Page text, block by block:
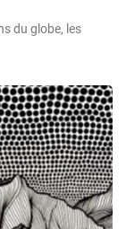
du globe, les